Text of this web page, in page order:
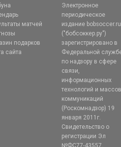
матчей
подарков
сайта
Электронное
периодическое
издание bobsoccer.ru
("бобсоккер.ру")
зарегистрировано в
Федеральной
по надзору в сфере
связи,
информационных
технологий и
коммуникаций
(Роскомнадзор) 19
января 2011г.
Свидетельство о
регистрации Эл
№ФС77-43557.